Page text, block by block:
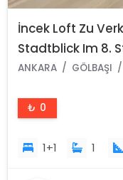
İncek Loft Zu
Stadtblick Im 8.
ANKARA GÖLBAŞI
₺ 0
1+1 1